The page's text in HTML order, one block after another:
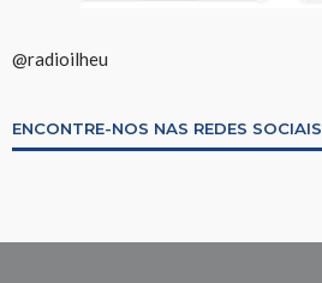
@radioilheu
ENCONTRE-NOS NAS REDES SOCIAIS